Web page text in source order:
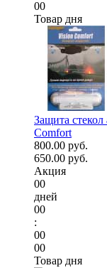
00
Товар дня
Защита
Comfort
800.00 руб.
650.00 руб.
Акция
00
дней
00
:
00
00
Товар дня